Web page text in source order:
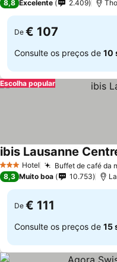
8,8 Excelente 2.409
De € 107
Consulte os preços de 10
Escolha popular
3 EstrelasHotel Buffet de café da
ibis Lausanne
8,3 Muito boa 10.753
De € 111
Consulte os preços de 15